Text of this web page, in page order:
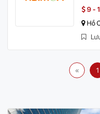
9 -
Hồ
« 1